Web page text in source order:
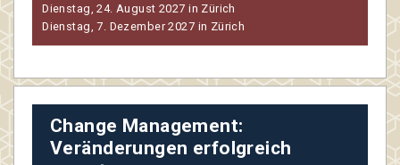
Dienstag, 24. August 2027 in Zürich
Dienstag, 7. Dezember 2027 in Zürich
Change Management:
Veränderungen erfolgreich